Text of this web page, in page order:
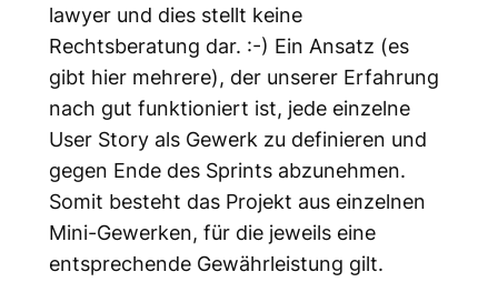
lawyer und dies stellt keine
Rechtsberatung dar. :-) Ein Ansatz (es
gibt hier mehrere), der unserer Erfahrung
nach gut funktioniert ist, jede einzelne
User Story als Gewerk zu definieren und
gegen Ende des Sprints abzunehmen.
Somit besteht das Projekt aus einzelnen
Mini-Gewerken, für die jeweils eine
entsprechende Gewährleistung gilt.